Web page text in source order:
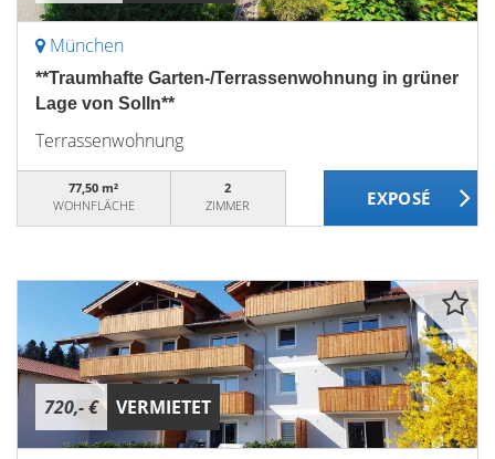
München
**Traumhafte Garten-/Terrassenwohnung in grüner
Lage von Solln**
Terrassenwohnung
77,50 m²
WOHNFLÄCHE
2
ZIMMER
720,- € VERMIETET